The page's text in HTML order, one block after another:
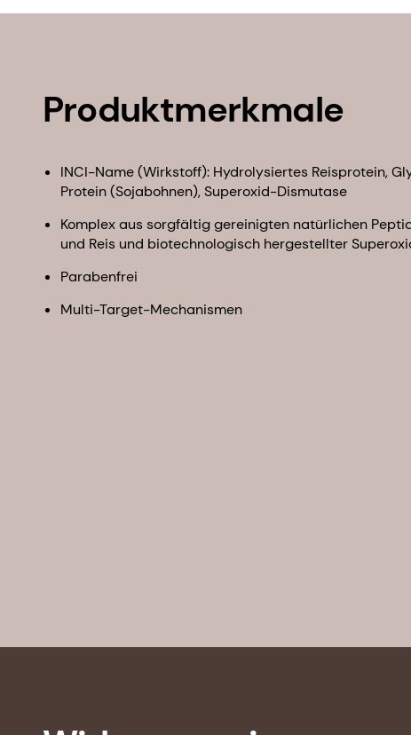
Produktmerkmale
INCI-Name (Wirkstoff): Hydrolysiertes Reisprotein,
Protein (Sojabohnen), Superoxid-Dismutase
Komplex aus sorgfältig gereinigten natürlichen
und Reis und biotechnologisch hergestellter
Parabenfrei
Multi-Target-Mechanismen